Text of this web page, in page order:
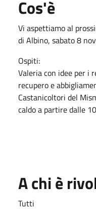
Cos'è
Vi aspettiamo al
di Albino, sabato 8
Ospiti:
Valeria con idee per i
recupero e
Castanicoltori del
caldo a partire dalle
A chi è
Tutti